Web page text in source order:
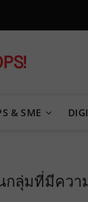
& SME
กลุ่มที่มีควา